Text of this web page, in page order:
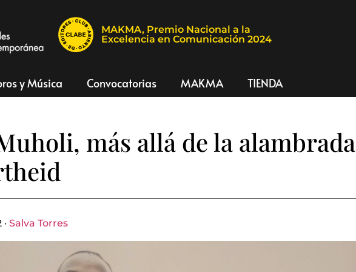
MAKMA, Premio Nacional a la
Excelencia en Comunicación 2024
y Música Convocatorias MAKMA TIENDA
más allá de la alambrada
Salva Torres